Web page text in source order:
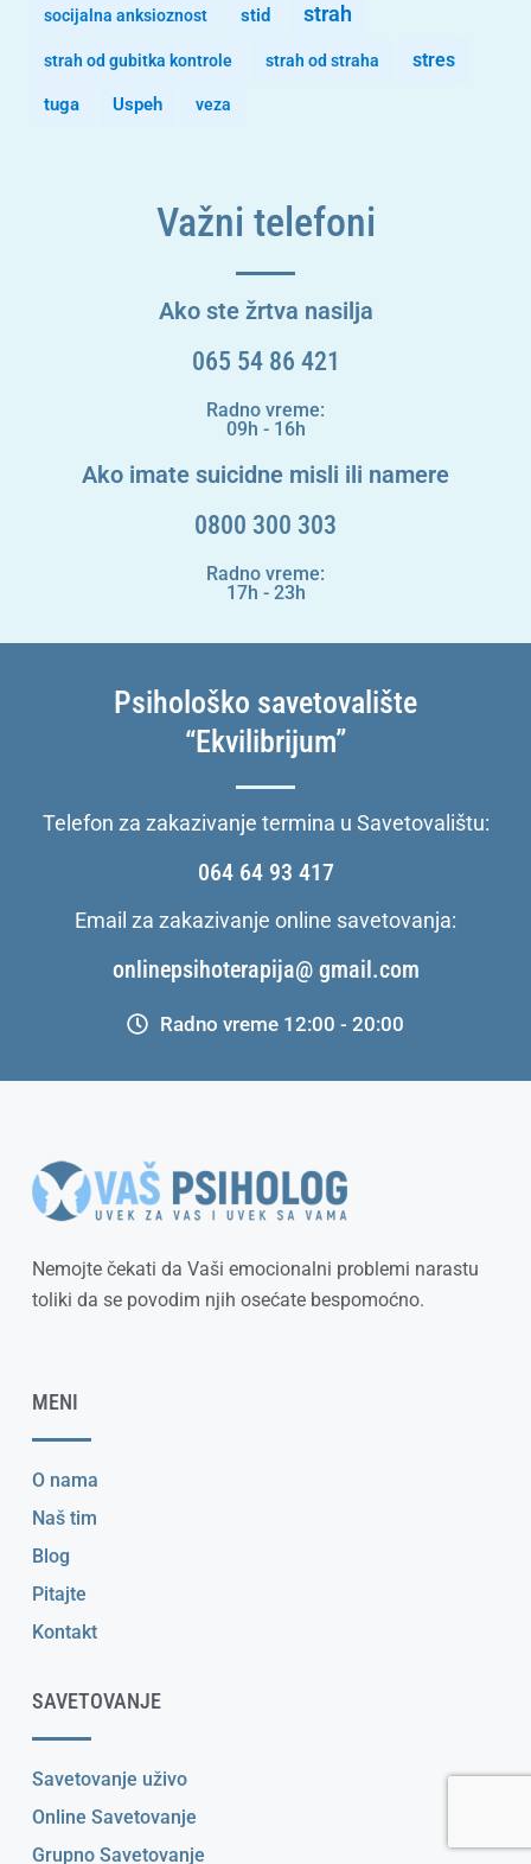
socijalna anksioznost stid strah
strah od gubitka kontrole strah od straha stres
tuga Uspeh veza
Važni telefoni
Ako ste žrtva nasilja
065 54 86 421
Radno vreme:
09h - 16h
Ako imate suicidne misli ili namere
0800 300 303
Radno vreme:
17h - 23h
Psihološko savetovalište
“Ekvilibrijum”
Telefon za zakazivanje termina u Savetovalištu:
064 64 93 417
Email za zakazivanje online savetovanja:
onlinepsihoterapija@ gmail.com
Radno vreme 12:00 - 20:00
Nemojte čekati da Vaši emocionalni problemi narastu
toliki da se povodim njih osećate bespomoćno.
MENI
O nama
Naš tim
Blog
Pitajte
Kontakt
SAVETOVANJE
Savetovanje uživo
Online Savetovanje
Grupno Savetovanje